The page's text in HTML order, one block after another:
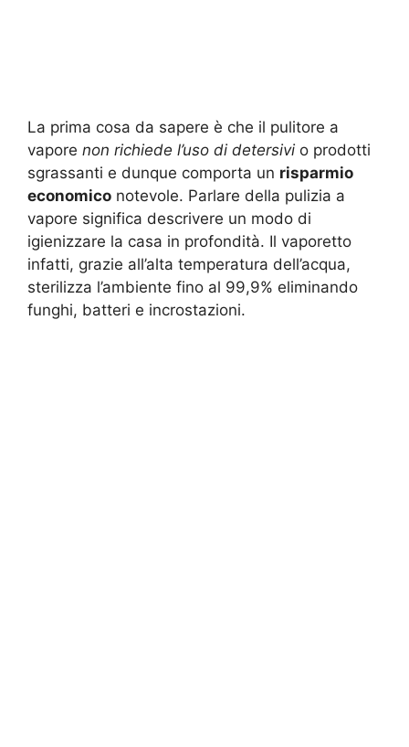
La prima cosa da sapere è che il pulitore a
vapore non richiede l’uso di detersivi o prodotti
sgrassanti e dunque comporta un risparmio
economico notevole. Parlare della pulizia a
vapore significa descrivere un modo di
igienizzare la casa in profondità. Il vaporetto
infatti, grazie all’alta temperatura dell’acqua,
sterilizza l’ambiente fino al 99,9% eliminando
funghi, batteri e incrostazioni.